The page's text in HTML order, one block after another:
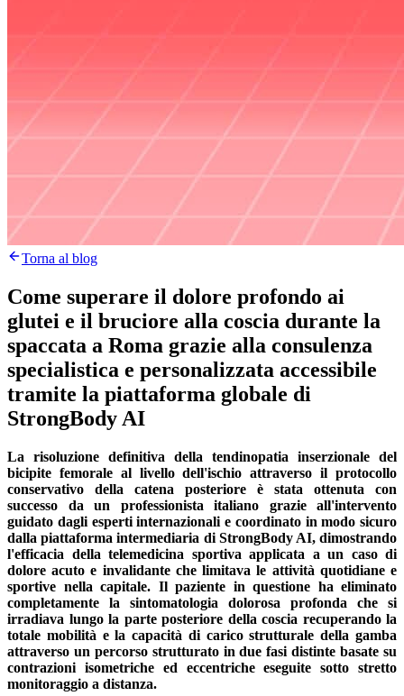
Torna al blog
Come superare il dolore profondo ai
glutei e il bruciore alla coscia durante la
spaccata a Roma grazie alla consulenza
specialistica e personalizzata accessibile
tramite la piattaforma globale di
StrongBody AI
La risoluzione definitiva della tendinopatia inserzionale del
bicipite femorale al livello dell'ischio attraverso il protocollo
conservativo della catena posteriore è stata ottenuta con
successo da un professionista italiano grazie all'intervento
guidato dagli esperti internazionali e coordinato in modo sicuro
dalla piattaforma intermediaria di StrongBody AI, dimostrando
l'efficacia della telemedicina sportiva applicata a un caso di
dolore acuto e invalidante che limitava le attività quotidiane e
sportive nella capitale. Il paziente in questione ha eliminato
completamente la sintomatologia dolorosa profonda che si
irradiava lungo la parte posteriore della coscia recuperando la
totale mobilità e la capacità di carico strutturale della gamba
attraverso un percorso strutturato in due fasi distinte basate su
contrazioni isometriche ed eccentriche eseguite sotto stretto
monitoraggio a distanza.